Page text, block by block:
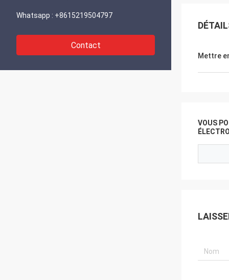
Whatsapp : +8615219504797
Contact
Mettre
VOUS